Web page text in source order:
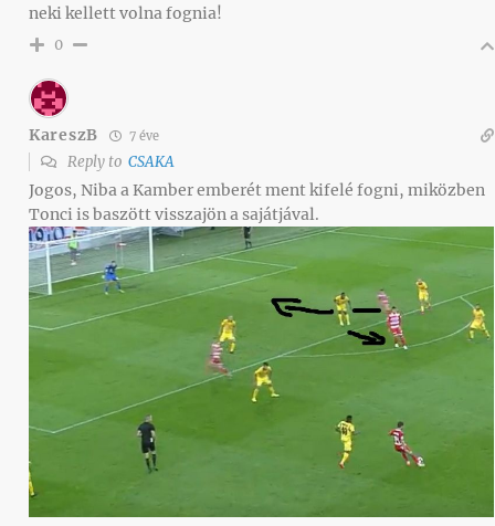
neki kellett volna fognia!
0
KareszB 7 éve
Reply to CSAKA
Jogos, Niba a Kamber emberét ment kifelé fogni, miközben
Tonci is baszött visszajön a sajátjával.